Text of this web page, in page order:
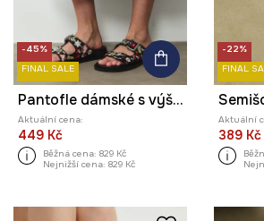
-45%
FINAL SALE
Pantofle dámské s výšivkou
Aktuální cena:
449 Kč
Běžná cena: 829 Kč
Nejnižší cena: 829 Kč
-22%
FINAL
Aktuální
389 Kč